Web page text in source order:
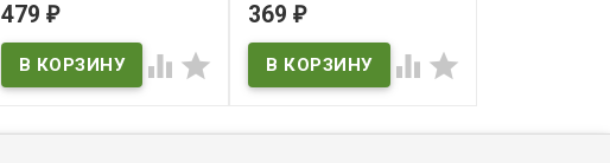
В наличии
479 ₽
 
В наличии
369₽
 